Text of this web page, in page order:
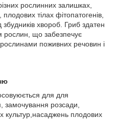
рослинних залишках,
тілах фітопатогенів,
хвороб. Гриб здатен
рослин, що забезпечує
поживних речовин і
для для
замочування розсади,
культур,насаджень плодових